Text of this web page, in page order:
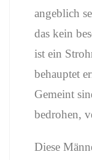
angeblich
das kein
ist ein
behauptet
Gemeint
bedrohen,
Diese